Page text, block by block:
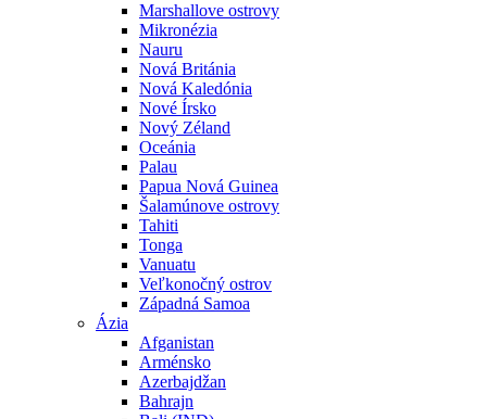
Marshallove ostrovy
Mikronézia
Nauru
Nová Británia
Nová Kaledónia
Nové Írsko
Nový Zéland
Oceánia
Palau
Papua Nová Guinea
Šalamúnove ostrovy
Tahiti
Tonga
Vanuatu
Veľkonočný ostrov
Západná Samoa
Ázia
Afganistan
Arménsko
Azerbajdžan
Bahrajn